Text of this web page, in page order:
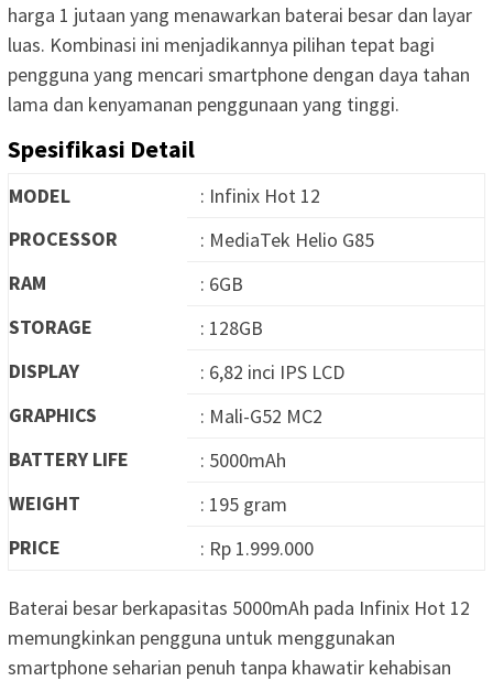
harga 1 jutaan yang menawarkan baterai besar dan layar
luas. Kombinasi ini menjadikannya pilihan tepat bagi
pengguna yang mencari smartphone dengan daya tahan
lama dan kenyamanan penggunaan yang tinggi.
Spesifikasi Detail
MODEL
: Infinix Hot 12
PROCESSOR
: MediaTek Helio G85
RAM
: 6GB
STORAGE
: 128GB
DISPLAY
: 6,82 inci IPS LCD
GRAPHICS
: Mali-G52 MC2
BATTERY LIFE
: 5000mAh
WEIGHT
: 195 gram
PRICE
: Rp 1.999.000
Baterai besar berkapasitas 5000mAh pada Infinix Hot 12
memungkinkan pengguna untuk menggunakan
smartphone seharian penuh tanpa khawatir kehabisan